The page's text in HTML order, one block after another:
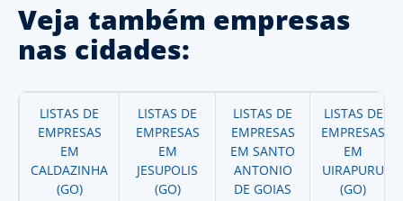
Veja também empresas
nas cidades:
LISTAS DE
EMPRESAS
EM
CALDAZINHA
(GO)
LISTAS DE
EMPRESAS
EM
JESUPOLIS
(GO)
LISTAS DE
EMPRESAS
EM SANTO
ANTONIO
DE GOIAS
LISTAS DE
EMPRESAS
EM
UIRAPURU
(GO)